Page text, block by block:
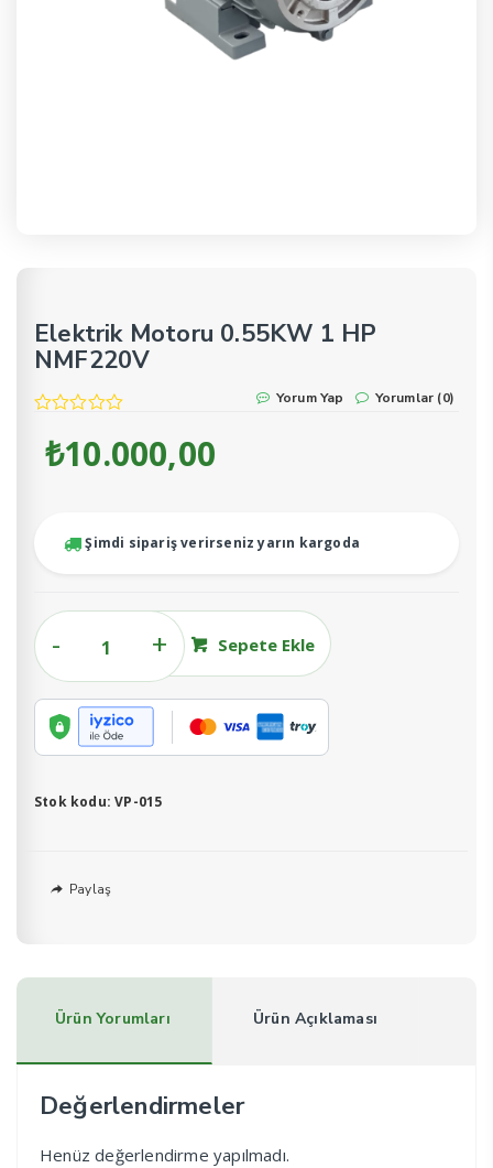
Elektrik Motoru 0.55KW 1 HP
NMF220V
Yorum Yap Yorumlar (0)
₺10.000,00
Şimdi sipariş verirseniz yarın kargoda
Elektrik
1
HP
adet
Sepete Ekle
Stok kodu:VP-015
Paylaş
Ürün Yorumları Ürün Açıklaması
Değerlendirmeler
Henüz değerlendirme yapılmadı.